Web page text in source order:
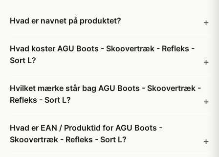
Hvad er navnet på produktet?
Hvad koster AGU Boots - Skoovertræk - Refleks -
Sort L?
Hvilket mærke står bag AGU Boots - Skoovertræk -
Refleks - Sort L?
Hvad er EAN / Produktid for AGU Boots -
Skoovertræk - Refleks - Sort L?